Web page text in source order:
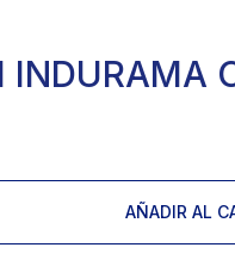
INDURAMA
AÑADIR AL